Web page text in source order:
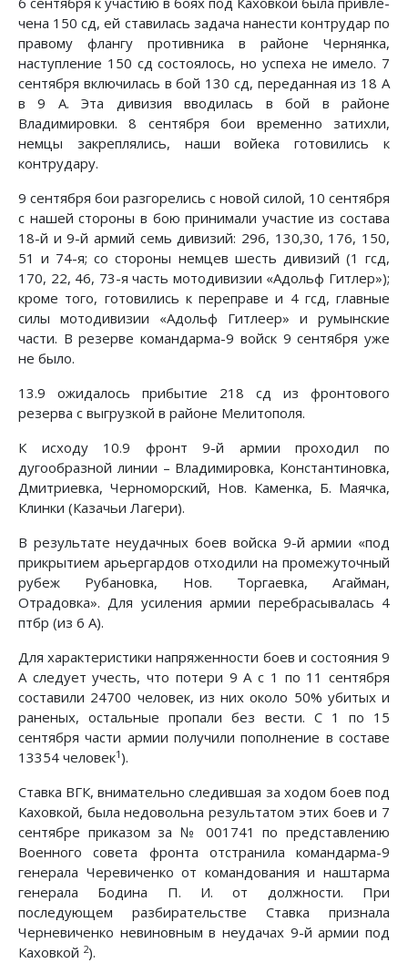
чена 150 сд, ей ставилась задача нанести контрудар по
правому флангу противника в районе Чернянка,
наступление 150 сд состоялось, но успеха не имело. 7
сентября включилась в бой 130 сд, переданная из 18 А
в 9 А. Эта дивизия вводилась в бой в районе
Владимировки. 8 сентября бои временно затихли,
немцы закреплялись, наши войека готови­лись к
контрудару.
9 сентября бои разгорелись с новой силой, 10 сентября
с нашей стороны в бою принимали участие из состава
18-й и 9-й армий семь дивизий: 296, 130,30, 176, 150,
51 и 74-я; со стороны немцев шесть дивизий (1 гсд,
170, 22, 46, 73-я часть мотодивизии «Адольф Гитлер»);
кроме того, готовились к переправе и 4 гсд, главные
силы мотодивизии «Адольф Гит­леер» и румынские
части. В резерве командарма-9 войск 9 сентября уже
не было.
13.9 ожидалось прибытие 218 сд из фронтового
резерва с выгрузкой в районе Мелитополя.
К исходу 10.9 фронт 9-й армии проходил по
дугообразной линии – Владимировка, Константиновка,
Дмитриевка, Черно­морский, Нов. Каменка, Б. Маячка,
Клинки (Казачьи Ла­гери).
В результате неудачных боев войска 9-й армии «под
при­крытием арьергардов отходили на промежуточный
рубеж Рубановка, Нов. Торгаевка, Агайман,
Отрадовка». Для уси­ления армии перебрасывалась 4
птбр (из 6 А).
Для характеристики напряженности боев и состояния 9
А следует учесть, что потери 9 А с 1 по 11 сентября
соста­вили 24700 человек, из них около 50% убитых и
раненых, остальные пропали без вести. С 1 по 15
сентября части армии получили пополнение в составе
13354 человек1).
Ставка ВГК, внимательно следившая за ходом боев под
Каховкой, была недовольна результатом этих боев и 7
сен­тябре приказом за № 001741 по представлению
Военного со­вета фронта отстранила командарма-9
генерала Черевиченко от командования и наштарма
генерала Бодина П. И. от должности. При
последующем разбирательстве Ставка признала
Черневиченко невиновным в неудачах 9-й армии под
Кахов­кой 2).